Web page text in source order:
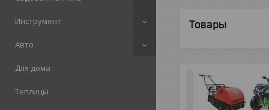
Инструмент
Авто
Для дома
Теплицы
Товары